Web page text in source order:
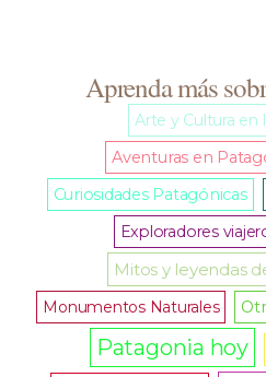
Aprenda más
Arte y Cultura en
Aventuras en
Curiosidades Patagónicas
Exploradores
Mitos y leyendas
Monumentos Naturales
Patagonia hoy